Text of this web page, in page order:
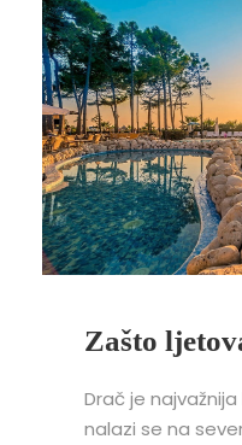
Zašto
Drač je
nalazi se na